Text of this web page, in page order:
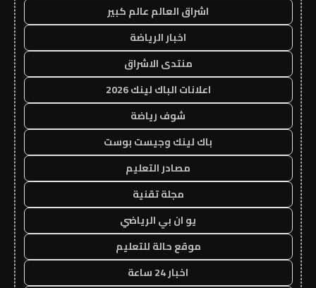
اشراق العالم عالم كبير
اخبار الرياضة
منتدى الاشراق
اعلانات الباك لينك 2026
شوف رياضة
باك لينك وجيست بوست
مصادر التعليم
مجلة تقنية
يو ان بي الرياضي
موقع حالة للتعليم
اخبار 24 ساعة